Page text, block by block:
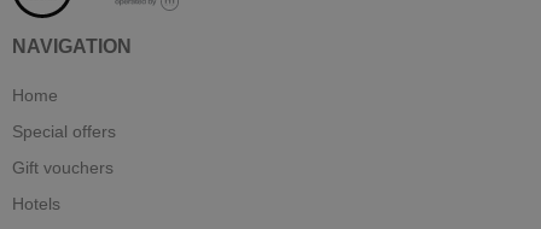
NAVIGATION
Home
Special offers
Gift vouchers
Hotels